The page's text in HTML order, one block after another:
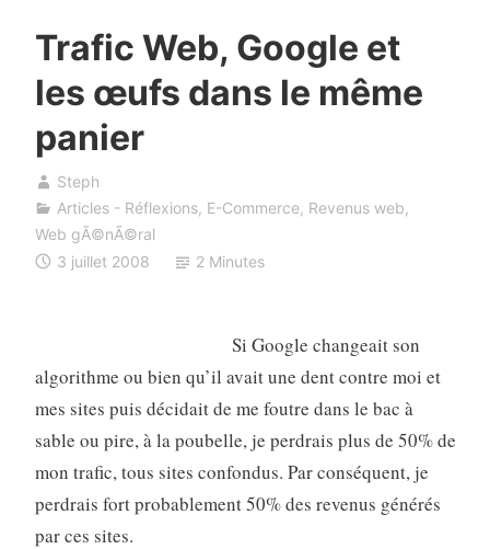
Trafic Web, Google et
les œufs dans le même
panier
Steph
Articles - Réflexions, E-Commerce, Revenus web,
Web gÃ©nÃ©ral
3 juillet 2008
2 Minutes
Si Google changeait son
algorithme ou bien qu’il avait une dent contre moi et
mes sites puis décidait de me foutre dans le bac à
sable ou pire, à la poubelle, je perdrais plus de 50% de
mon trafic, tous sites confondus. Par conséquent, je
perdrais fort probablement 50% des revenus générés
par ces sites.